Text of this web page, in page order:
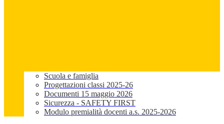
Scuola e famiglia
Progettazioni classi 2025-26
Documenti 15 maggio 2026
Sicurezza - SAFETY FIRST
Modulo premialità docenti a.s. 2025-2026